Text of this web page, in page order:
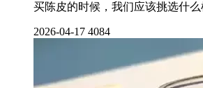
买陈皮的时候，我们应该挑选什
2026-04-17 4084